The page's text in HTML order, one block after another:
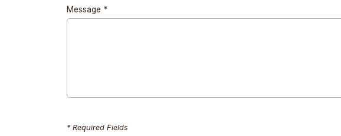
Message *
* Required Fields